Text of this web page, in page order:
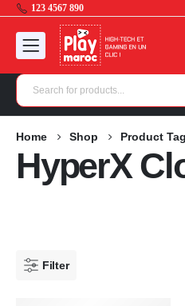
123 4567 890
Home Shop Product
HyperX
Filter